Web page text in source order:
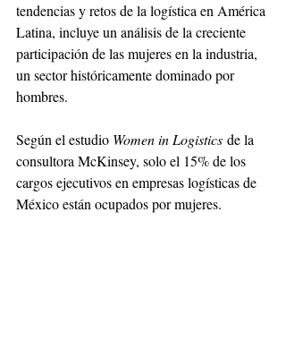
tendencias y retos de la logística en América
Latina, incluye un análisis de la creciente
participación de las mujeres en la industria,
un sector históricamente dominado por
hombres.
Según el estudio Women in Logistics de la
consultora McKinsey, solo el 15% de los
cargos ejecutivos en empresas logísticas de
México están ocupados por mujeres.